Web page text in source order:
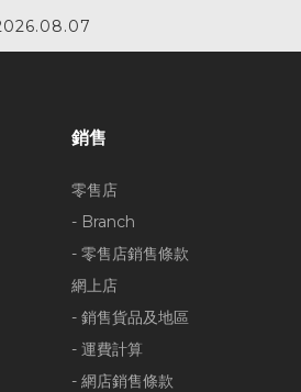
銷售
零售店
- Branch
- 零售店銷售條款
網上店
- 銷售貨品及地區
- 運費計算
- 網店銷售條款